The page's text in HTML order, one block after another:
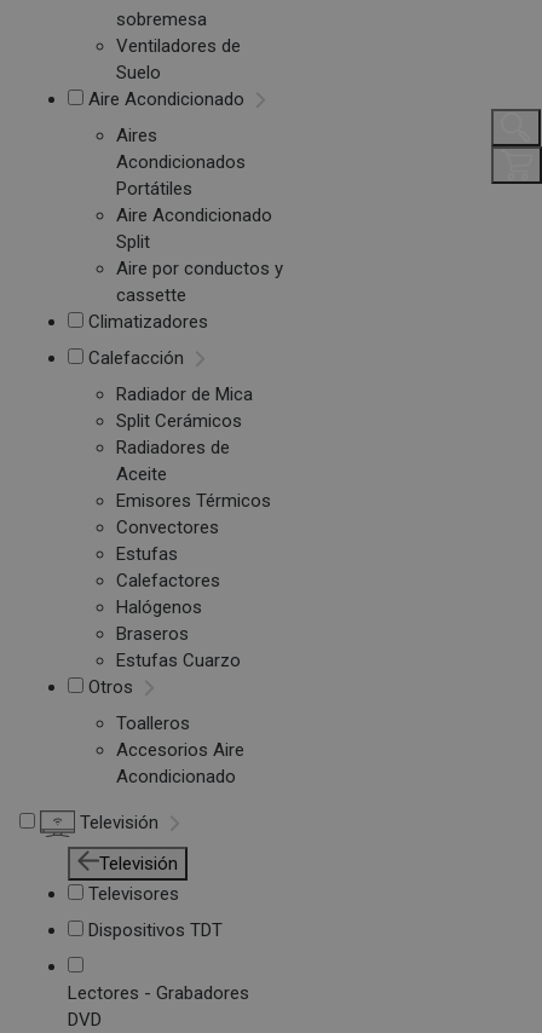
sobremesa
Ventiladores de
Suelo
Aire Acondicionado
Aires
Acondicionados
Portátiles
Aire Acondicionado
Split
Aire por conductos y
cassette
Climatizadores
Calefacción
Radiador de Mica
Split Cerámicos
Radiadores de
Aceite
Emisores Térmicos
Convectores
Estufas
Calefactores
Halógenos
Braseros
Estufas Cuarzo
Otros
Toalleros
Accesorios Aire
Acondicionado
Televisión
Televisión
Televisores
Dispositivos TDT
Lectores - Grabadores
DVD